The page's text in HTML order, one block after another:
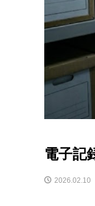
電子記
2026.02.10